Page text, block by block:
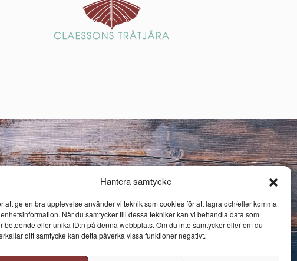
Hantera samtycke
att ge en bra upplevelse använder vi teknik som cookies för att lagra och/eller komma
När du samtycker till dessa tekniker kan vi behandla data som
eller unika ID:n på denna webbplats. Om du inte samtycker eller om du
ditt samtycke kan detta påverka vissa funktioner negativt.